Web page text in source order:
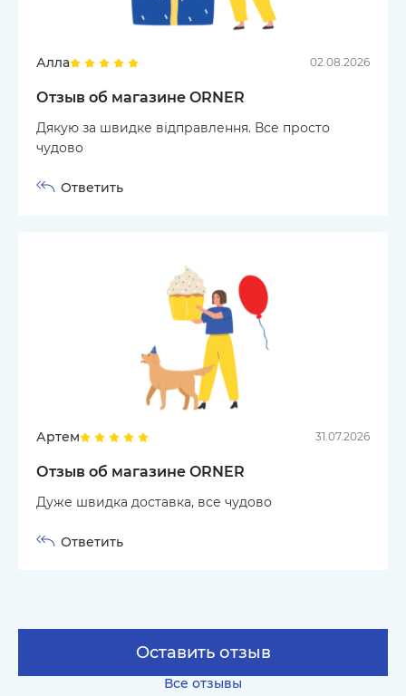
Алла 02.08.2026
Отзыв об магазине ORNER
Дякую за швидке відправлення. Все просто
чудово
Ответить
Артем 31.07.2026
Отзыв об магазине ORNER
Дуже швидка доставка, все чудово
Ответить
Все отзывы
Оставить отзыв